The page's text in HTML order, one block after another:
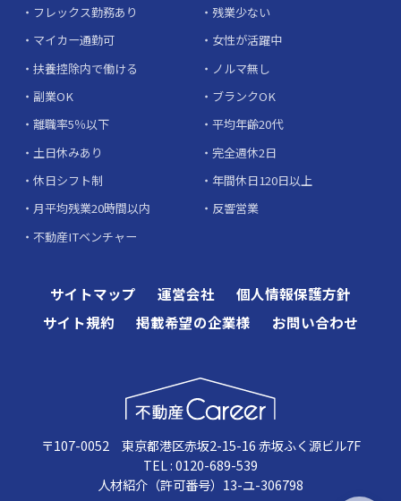
フレックス勤務あり
残業少ない
マイカー通勤可
女性が活躍中
扶養控除内で働ける
ノルマ無し
副業OK
ブランクOK
離職率5％以下
平均年齢20代
土日休みあり
完全週休2日
休日シフト制
年間休日120日以上
月平均残業20時間以内
反響営業
不動産ITベンチャー
サイトマップ 運営会社
個人情報保護方針
サイト規約
掲載希望の企業様 お問い合わせ
〒107-0052 東京都港区赤坂2-15-16 赤坂ふく源ビル7F
TEL : 0120-689-539
人材紹介（許可番号）13-ユ-306798